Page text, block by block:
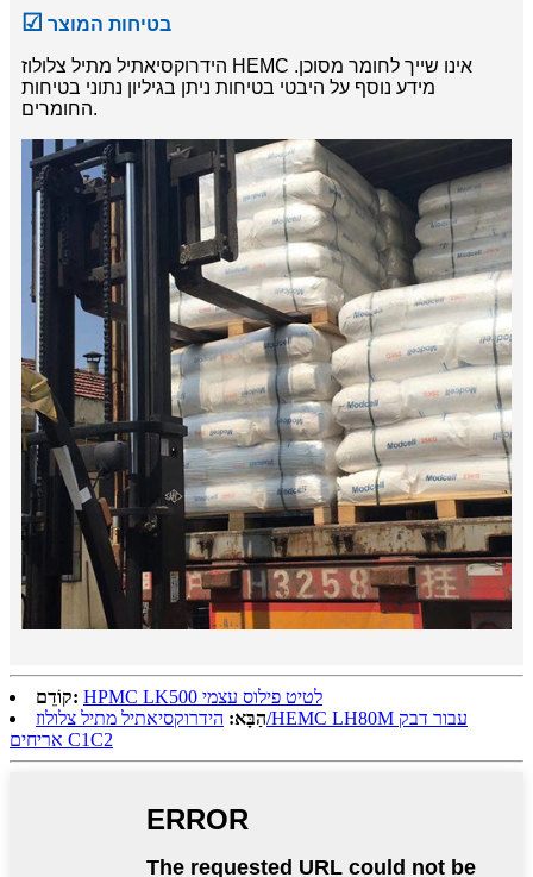
☑ בטיחות המוצר
הידרוקסיאתיל מתיל צלולוז HEMC אינו שייך לחומר מסוכן.
מידע נוסף על היבטי בטיחות ניתן בגיליון נתוני בטיחות
החומרים.
קוֹדֵם:
HPMC LK500 לטיט פילוס עצמי
הַבָּא: הידרוקסיאתיל מתיל צלולוז/HEMC LH80M עבור דבק
אריחים C1C2